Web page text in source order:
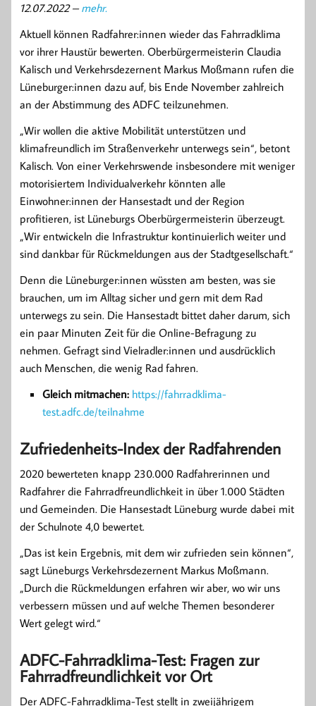
12.07.2022 –mehr.
Aktuell können Radfahrer:innen wieder das Fahrradklima
vor ihrer Haustür bewerten. Oberbürgermeisterin Claudia
Kalisch und Verkehrsdezernent Markus Moßmann rufen die
Lüneburger:innen dazu auf, bis Ende November zahlreich
an der Abstimmung des ADFC teilzunehmen.
„Wir wollen die aktive Mobilität unterstützen und
klimafreundlich im Straßenverkehr unterwegs sein“, betont
Kalisch. Von einer Verkehrswende insbesondere mit weniger
motorisiertem Individualverkehr könnten alle
Einwohner:innen der Hansestadt und der Region
profitieren, ist Lüneburgs Oberbürgermeisterin überzeugt.
„Wir entwickeln die Infrastruktur kontinuierlich weiter und
sind dankbar für Rückmeldungen aus der Stadtgesellschaft.“
Denn die Lüneburger:innen wüssten am besten, was sie
brauchen, um im Alltag sicher und gern mit dem Rad
unterwegs zu sein. Die Hansestadt bittet daher darum, sich
ein paar Minuten Zeit für die Online-Befragung zu
nehmen. Gefragt sind Vielradler:innen und ausdrücklich
auch Menschen, die wenig Rad fahren.
Gleich mitmachen: https://fahrradklima-
test.adfc.de/teilnahme
Zufriedenheits-Index der Radfahrenden
2020 bewerteten knapp 230.000 Radfahrerinnen und
Radfahrer die Fahrradfreundlichkeit in über 1.000 Städten
und Gemeinden. Die Hansestadt Lüneburg wurde dabei mit
der Schulnote 4,0 bewertet.
„Das ist kein Ergebnis, mit dem wir zufrieden sein können“,
sagt Lüneburgs Verkehrsdezernent Markus Moßmann.
„Durch die Rückmeldungen erfahren wir aber, wo wir uns
verbessern müssen und auf welche Themen besonderer
Wert gelegt wird.“
ADFC-Fahrradklima-Test: Fragen zur
Fahrradfreundlichkeit vor Ort
Der ADFC-Fahrradklima-Test stellt in zweijährigem